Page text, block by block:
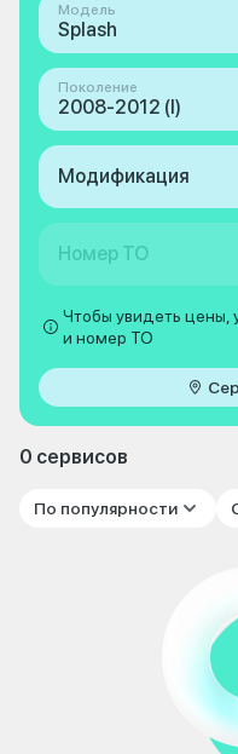
Модель
Splash
Поколение
2008-2012 (I)
Модификация
Номер ТО
Чтобы увидеть цены,
и номер ТО
0 сервисов
По популярности